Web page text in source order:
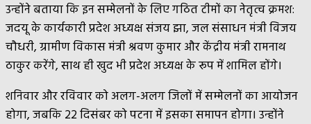
उन्होंने बताया कि इन सम्मेलनों के लिए गठित टीमों का नेतृत्व क्रमश:
जदयू के कार्यकारी प्रदेश अध्यक्ष संजय झा, जल संसाधन मंत्री विजय
चौधरी, ग्रामीण विकास मंत्री श्रवण कुमार और केंद्रीय मंत्री रामनाथ
ठाकुर करेंगे, साथ ही खुद भी प्रदेश अध्यक्ष के रूप में शामिल होंगे।
शनिवार और रविवार को अलग-अलग जिलों में सम्मेलनों का आयोजन
होगा, जबकि 22 दिसंबर को पटना में इसका समापन होगा। उन्होंने